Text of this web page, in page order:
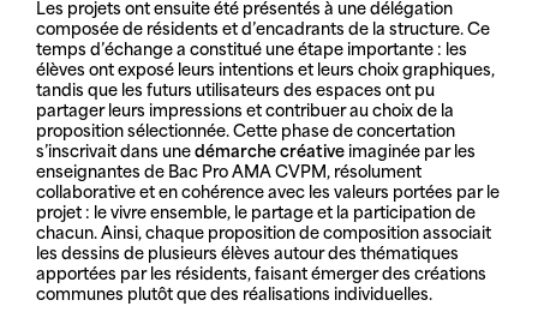
Les projets ont ensuite été présentés à une délégation
composée de résidents et d’encadrants de la structure. Ce
temps d’échange a constitué une étape importante : les
élèves ont exposé leurs intentions et leurs choix graphiques,
tandis que les futurs utilisateurs des espaces ont pu
partager leurs impressions et contribuer au choix de la
proposition sélectionnée. Cette phase de concertation
s’inscrivait dans unedémarche créative imaginée par les
enseignantes de Bac Pro AMA CVPM, résolument
collaborative et en cohérence avec les valeurs portées par le
projet : le vivre ensemble, le partage et la participation de
chacun. Ainsi, chaque proposition de composition associait
les dessins de plusieurs élèves autour des thématiques
apportées par les résidents, faisant émerger des créations
communes plutôt que des réalisations individuelles.